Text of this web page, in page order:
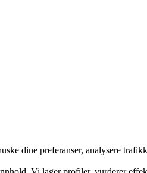
dine preferanser, analysere